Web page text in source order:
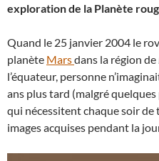
exploration de la Planète
Quand le 25 janvier 2004 le
planète Marsdans la région de
l’équateur, personne
ans plus tard (malgré
qui nécessitent chaque soir de
images acquises pendant la